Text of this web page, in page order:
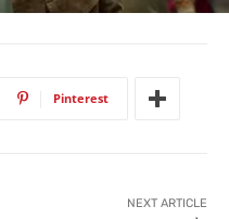
Pinterest
NEXT ARTICLE